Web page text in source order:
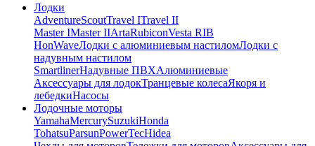
Лодки
AdventureScoutTravel ITravel II
Master IMaster IIArtaRubiconVesta RIB
HonWaveЛодки с алюминиевым настиломЛодки с
надувным настилом
SmartlinerНадувные ПВХАлюминиевые
Аксессуары для лодокТранцевые колесаЯкоря и
лебедкиНасосы
Лодочные моторы
YamahaMercurySuzukiHonda
TohatsuParsunPowerTecHidea